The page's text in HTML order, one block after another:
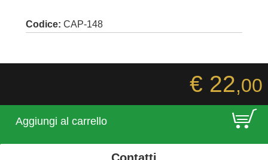
Codice:CAP-148
€ 22,00
Aggiungi al carrello E